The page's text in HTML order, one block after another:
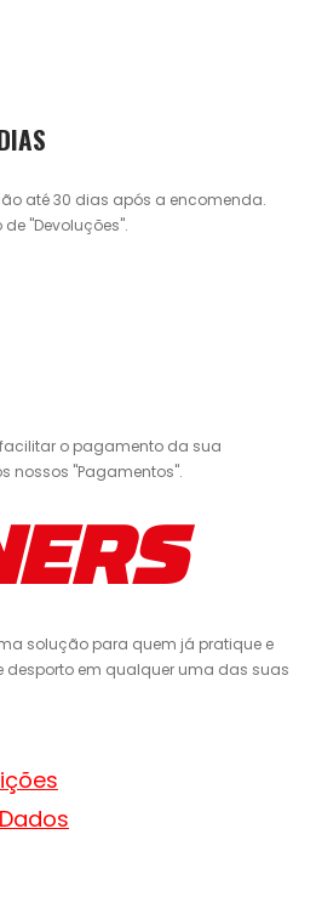
até 30 dias após a encomenda.
"Devoluções".
o pagamento da sua
nossos "Pagamentos".
solução para quem já pratique e
desporto em qualquer uma das suas